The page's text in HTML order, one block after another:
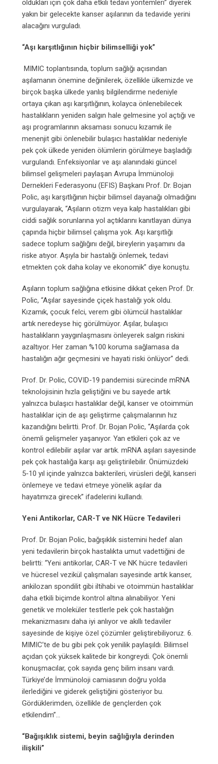
oldukları için çok daha etkili tedavi yöntemleri” diyerek
yakın bir gelecekte kanser aşılarının da tedavide yerini
alacağını vurguladı.
“Aşı karşıtlığının hiçbir bilimselliği yok”
MIMIC toplantısında, toplum sağlığı açısından
aşılamanın önemine değinilerek, özellikle ülkemizde ve
birçok başka ülkede yanlış bilgilendirme nedeniyle
ortaya çıkan aşı karşıtlığının, kolayca önlenebilecek
hastalıkların yeniden salgın hale gelmesine yol açtığı ve
aşı programlarının aksaması sonucu kızamık ile
menenjit gibi önlenebilir bulaşıcı hastalıklar nedeniyle
pek çok ülkede yeniden ölümlerin görülmeye başladığı
vurgulandı. Enfeksiyonlar ve aşı alanındaki güncel
bilimsel gelişmeleri paylaşan Avrupa İmmünoloji
Dernekleri Federasyonu (EFIS) Başkanı Prof. Dr. Bojan
Polic, aşı karşıtlığının hiçbir bilimsel dayanağı olmadığını
vurgulayarak, “Aşıların otizm veya kalp hastalıkları gibi
ciddi sağlık sorunlarına yol açtıklarını kanıtlayan dünya
çapında hiçbir bilimsel çalışma yok. Aşı karşıtlığı
sadece toplum sağlığını değil, bireylerin yaşamını da
riske atıyor. Aşıyla bir hastalığı önlemek, tedavi
etmekten çok daha kolay ve ekonomik” diye konuştu.
Aşıların toplum sağlığına etkisine dikkat çeken Prof. Dr.
Polic, “Aşılar sayesinde çiçek hastalığı yok oldu.
Kızamık, çocuk felci, verem gibi ölümcül hastalıklar
artık neredeyse hiç görülmüyor. Aşılar, bulaşıcı
hastalıkların yaygınlaşmasını önleyerek salgın riskini
azaltıyor. Her zaman %100 koruma sağlamasa da
hastalığın ağır geçmesini ve hayati riski önlüyor” dedi.
Prof. Dr. Polic, COVID-19 pandemisi sürecinde mRNA
teknolojisinin hızla geliştiğini ve bu sayede artık
yalnızca bulaşıcı hastalıklar değil, kanser ve otoimmün
hastalıklar için de aşı geliştirme çalışmalarının hız
kazandığını belirtti. Prof. Dr. Bojan Polic, “Aşılarda çok
önemli gelişmeler yaşanıyor. Yan etkileri çok az ve
kontrol edilebilir aşılar var artık. mRNA aşıları sayesinde
pek çok hastalığa karşı aşı geliştirilebilir. Önümüzdeki
5-10 yıl içinde yalnızca bakterileri, virüsleri değil, kanseri
önlemeye ve tedavi etmeye yönelik aşılar da
hayatımıza girecek” ifadelerini kullandı.
Yeni Antikorlar, CAR-T ve NK Hücre Tedavileri
Prof. Dr. Bojan Polic, bağışıklık sistemini hedef alan
yeni tedavilerin birçok hastalıkta umut vadettiğini de
belirtti: “Yeni antikorlar, CAR-T ve NK hücre tedavileri
ve hücresel vezikül çalışmaları sayesinde artık kanser,
ankilozan spondilit gibi iltihabi ve otoimmün hastalıklar
daha etkili biçimde kontrol altına alınabiliyor. Yeni
genetik ve moleküler testlerle pek çok hastalığın
mekanizmasını daha iyi anlıyor ve akıllı tedaviler
sayesinde de kişiye özel çözümler geliştirebiliyoruz. 6.
MIMIC’te de bu gibi pek çok yenilik paylaşıldı. Bilimsel
açıdan çok yüksek kalitede bir kongreydi. Çok önemli
konuşmacılar, çok sayıda genç bilim insanı vardı.
Türkiye’de İmmünoloji camiasının doğru yolda
ilerlediğini ve giderek geliştiğini gösteriyor bu.
Gördüklerimden, özellikle de gençlerden çok
etkilendim”…
“Bağışıklık sistemi, beyin sağlığıyla derinden
ilişkili”